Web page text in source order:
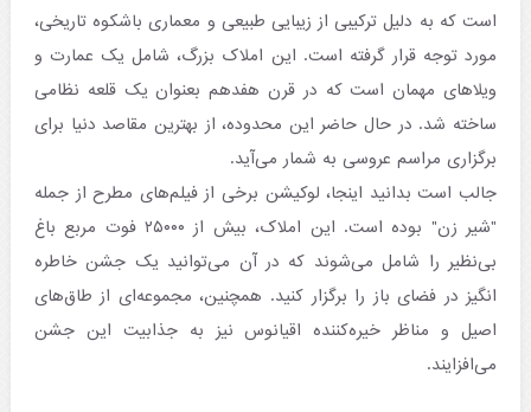
است که به دلیل ترکیبی از زیبایی طبیعی و معماری باشکوه تاریخی،
مورد توجه قرار گرفته است. این املاک بزرگ، شامل یک عمارت و
ویلاهای مهمان است که در قرن هفدهم بعنوان یک قلعه نظامی
ساخته شد. در حال حاضر این محدوده، از بهترین مقاصد دنیا برای
برگزاری مراسم عروسی به شمار می‌آید.
جالب است بدانید اینجا، لوکیشن برخی از فیلم‌های مطرح از جمله
"شیر زن" بوده است. این املاک، بیش از ۲۵۰۰۰ فوت مربع باغ
بی‌نظیر را شامل می‌شوند که در آن می‌توانید یک جشن خاطره
انگیز در فضای باز را برگزار کنید. همچنین، مجموعه‌ای از طاق‌های
اصیل و مناظر خیره‌کننده اقیانوس نیز به جذابیت این جشن
می‌افزایند.